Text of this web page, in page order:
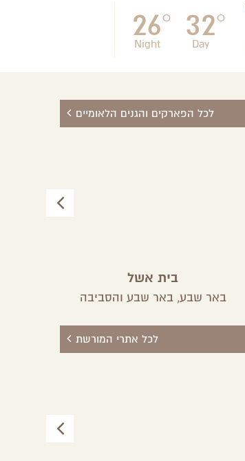
°
32
Day
°
26
Night
לכל הפארקים והגנים הלאומיים
בית אשל
באר שבע,באר שבע והסביבה
לכל אתרי המורשת